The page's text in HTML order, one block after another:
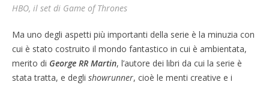
HBO, il set di Game of Thrones
Ma uno degli aspetti più importanti della serie è la minuzia con
cui è stato costruito il mondo fantastico in cui è ambientata,
merito di George RR Martin, l’autore dei libri da cui la serie è
stata tratta, e degli showrunner, cioè le menti creative e i